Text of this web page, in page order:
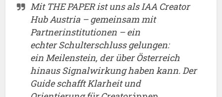
Mit THE PAPER ist uns als IAA Creator
Hub Austria – gemeinsam mit
Partnerinstitutionen – ein
echter Schulterschluss gelungen:
ein Meilenstein, der über Österreich
hinaus Signalwirkung haben kann. Der
Guide schafft Klarheit und